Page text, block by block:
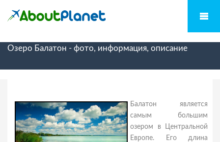
Озеро Балатон - фото, информация, описание
Балатон является
самым большим
озером в Центральной
Европе. Его длина